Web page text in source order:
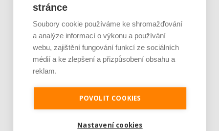
„Potrat je pro ženu psychicky
nesmírně náročnou
zkušeností. Právě duševní
rovnováha je ovšem
k budoucímu dosažení cíle
v podobě početí zdravého
„Důležité je neklást si
neštěstí za vinu, neboť v drtivé
většině případů žena situaci
stránce
Soubory cookie používáme ke shromažďování
a analýze informací o výkonu a používání
webu, zajištění fungování funkcí ze sociálních
médií a ke zlepšení a přizpůsobení obsahu a
reklam.
POVOLIT COOKIES
Nastavení cookies